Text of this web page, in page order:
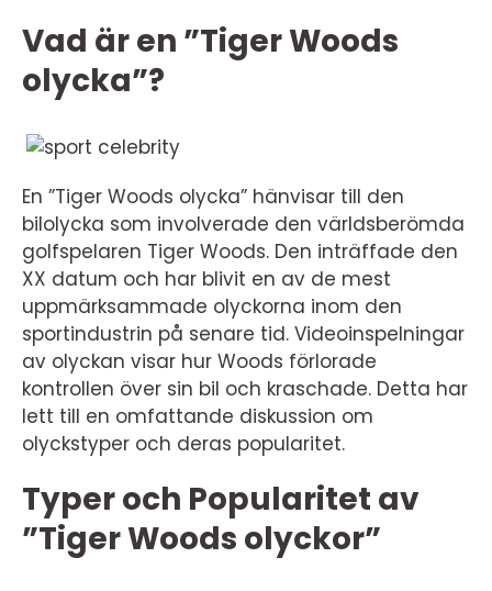
Vad är en ”Tiger Woods
olycka”?
En ”Tiger Woods olycka” hänvisar till den
bilolycka som involverade den världsberömda
golfspelaren Tiger Woods. Den inträffade den
XX datum och har blivit en av de mest
uppmärksammade olyckorna inom den
sportindustrin på senare tid. Videoinspelningar
av olyckan visar hur Woods förlorade
kontrollen över sin bil och kraschade. Detta har
lett till en omfattande diskussion om
olyckstyper och deras popularitet.
Typer och Popularitet av
”Tiger Woods olyckor”